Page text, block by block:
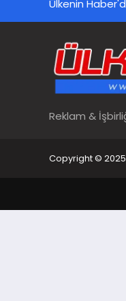
Ülkenin
Reklam &
Copyright © 2025